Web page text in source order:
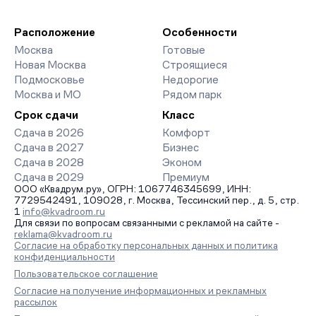
Расположение
Москва
Новая Москва
Подмосковье
Москва и МО
Особенности
Готовые
Строящиеся
Недорогие
Рядом парк
Срок сдачи
Сдача в 2026
Сдача в 2027
Сдача в 2028
Сдача в 2029
Класс
Комфорт
Бизнес
Эконом
Премиум
ООО «Квадрум.ру», ОГРН: 1067746345699, ИНН:
7729542491, 109028, г. Москва, Тессинский пер., д. 5, стр.
1 info@kvadroom.ru
Для связи по вопросам связанными с рекламой на сайте -
reklama@kvadroom.ru
Согласие на обработку персональных данных и политика
конфиденциальности
Пользовательское соглашение
Согласие на получение информационных и рекламных
рассылок